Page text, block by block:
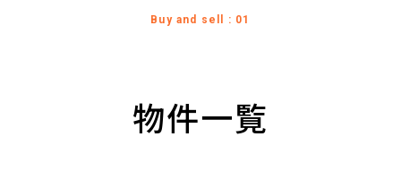
Buy and sell : 01
物件一覧